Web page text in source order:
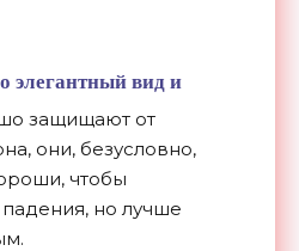
элегантный вид и
защищают от
они, безусловно,
чтобы
падения, но лучше